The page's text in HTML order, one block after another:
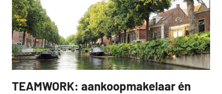
SEVEN.
TEAMWORK: aankoopmakelaar én